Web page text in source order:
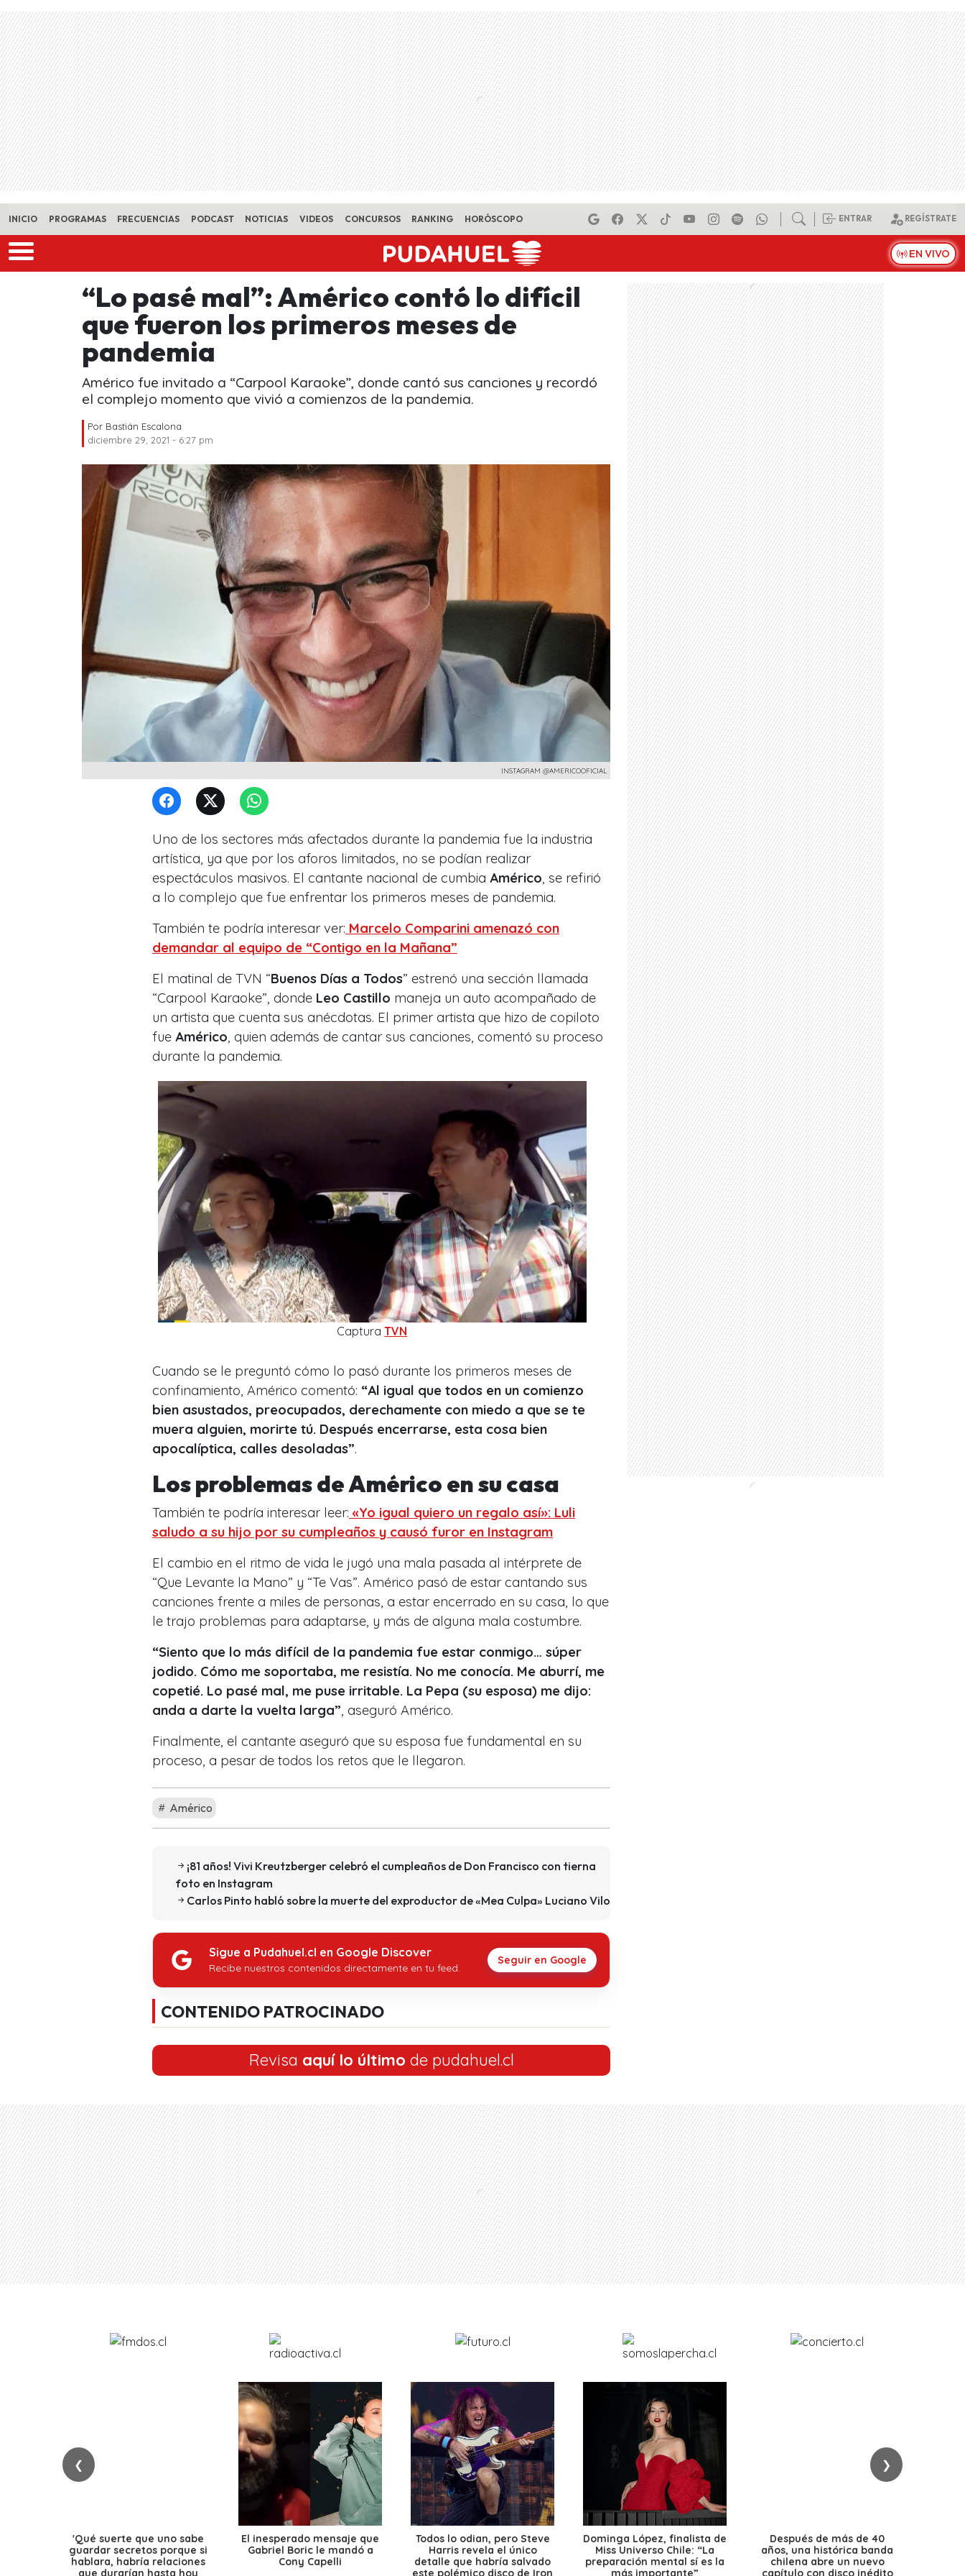
Skip to main content
INICIO PROGRAMAS FRECUENCIAS PODCAST NOTICIAS VIDEOS CONCURSOS RANKING HORÓSCOPO ENTRAR REGÍSTRATE
EN VIVO
“Lo pasé mal”: Américo contó lo difícil
que fueron los primeros meses de
pandemia
Américo fue invitado a “Carpool Karaoke”, donde cantó sus canciones y recordó
el complejo momento que vivió a comienzos de la pandemia.
Por Bastián Escalona
diciembre 29, 2021 - 6:27 pm
INSTAGRAM @AMERICOOFICIAL
Uno de los sectores más afectados durante la pandemia fue la industria
artística, ya que por los aforos limitados, no se podían realizar
espectáculos masivos. El cantante nacional de cumbia Américo , se refirió
a lo complejo que fue enfrentar los primeros meses de pandemia.
También te podría interesar ver: Marcelo Comparini amenazó con
demandar al equipo de “Contigo en la Mañana”
El matinal de TVN “Buenos Días a Todos” estrenó una sección llamada
“Carpool Karaoke”, donde Leo Castillo maneja un auto acompañado de
un artista que cuenta sus anécdotas. El primer artista que hizo de copiloto
fue Américo , quien además de cantar sus canciones, comentó su proceso
durante la pandemia.
CapturaTVN
Cuando se le preguntó cómo lo pasó durante los primeros meses de
confinamiento, Américo comentó: “Al igual que todos en un comienzo
bien asustados, preocupados, derechamente con miedo a que se te
muera alguien, morirte tú. Después encerrarse, esta cosa bien
apocalíptica, calles desoladas”.
Los problemas de Américo en su casa
También te podría interesar leer: «Yo igual quiero un regalo así»: Luli
saludo a su hijo por su cumpleaños y causó furor en Instagram
El cambio en el ritmo de vida le jugó una mala pasada al intérprete de
“Que Levante la Mano” y “Te Vas”. Américo pasó de estar cantando sus
canciones frente a miles de personas, a estar encerrado en su casa, lo que
le trajo problemas para adaptarse, y más de alguna mala costumbre.
“Siento que lo más difícil de la pandemia fue estar conmigo… súper
jodido. Cómo me soportaba, me resistía. No me conocía. Me aburrí, me
copetié. Lo pasé mal, me puse irritable. La Pepa (su esposa) me dijo:
anda a darte la vuelta larga” , aseguró Américo.
Finalmente, el cantante aseguró que su esposa fue fundamental en su
proceso, a pesar de todos los retos que le llegaron.
Américo
¡81 años! Vivi Kreutzberger celebró el cumpleaños de Don Francisco con tierna
foto en Instagram
Carlos Pinto habló sobre la muerte del exproductor de «Mea Culpa» Luciano Vilo
Sigue a Pudahuel.cl en Google Discover
Recibe nuestros contenidos directamente en tu feed.
Seguir en Google
CONTENIDO PATROCINADO
Revisa aquí lo último de pudahuel.cl
❮ ❯
'Qué suerte que uno sabe
guardar secretos porque si
hablara, habría relaciones
que durarían hasta hoy
El inesperado mensaje que
Gabriel Boric le mandó a
Cony Capelli
Todos lo odian, pero Steve
Harris revela el único
detalle que habría salvado
este polémico disco de Iron
Dominga López, finalista de
Miss Universo Chile: “La
preparación mental sí es la
más importante”
Después de más de 40
años, una histórica banda
chilena abre un nuevo
capítulo con disco inédito